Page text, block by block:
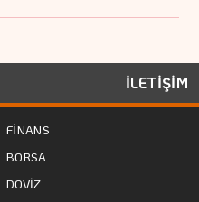
İLETİŞİM
FİNANS
BORSA
DÖVİZ